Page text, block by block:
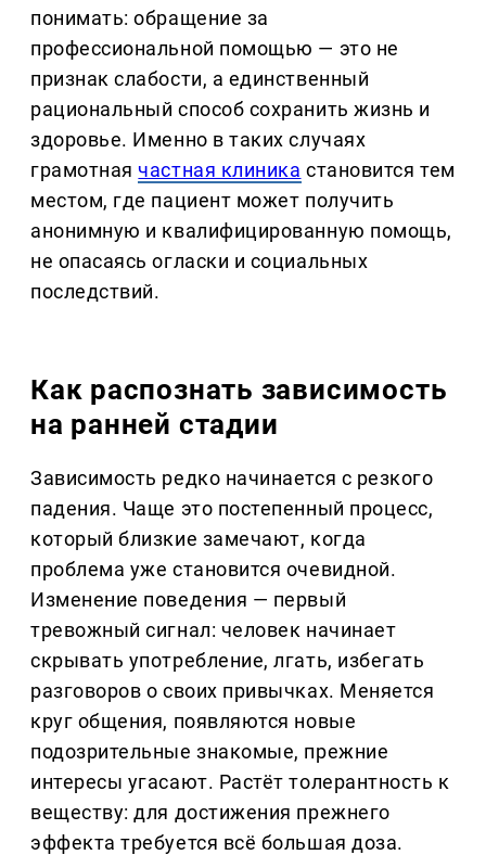
понимать: обращение за
профессиональной помощью — это не
признак слабости, а единственный
рациональный способ сохранить жизнь и
здоровье. Именно в таких случаях
грамотнаячастная клиника становится тем
местом, где пациент может получить
анонимную и квалифицированную помощь,
не опасаясь огласки и социальных
последствий.
Как распознать зависимость
на ранней стадии
Зависимость редко начинается с резкого
падения. Чаще это постепенный процесс,
который близкие замечают, когда
проблема уже становится очевидной.
Изменение поведения — первый
тревожный сигнал: человек начинает
скрывать употребление, лгать, избегать
разговоров о своих привычках. Меняется
круг общения, появляются новые
подозрительные знакомые, прежние
интересы угасают. Растёт толерантность к
веществу: для достижения прежнего
эффекта требуется всё большая доза.